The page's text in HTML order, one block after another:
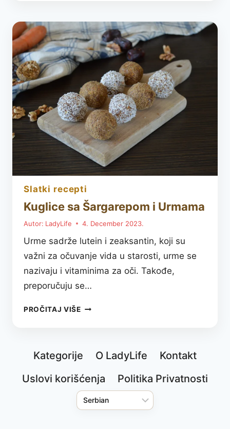
ZDRAVLJE
I
ENERGIJU
slatki recepti
Kuglice sa Šargarepom i Urmama
Autor: LadyLife 4. December 2023.
Urme sadrže lutein i zeaksantin, koji su
važni za očuvanje vida u starosti, urme se
nazivaju i vitaminima za oči. Takođe,
preporučuju se…
PROČITAJ VIŠEKUGLICE
URMAMA
Kategorije O LadyLife
Kontakt
Uslovi korišćenja
Politika Privatnosti